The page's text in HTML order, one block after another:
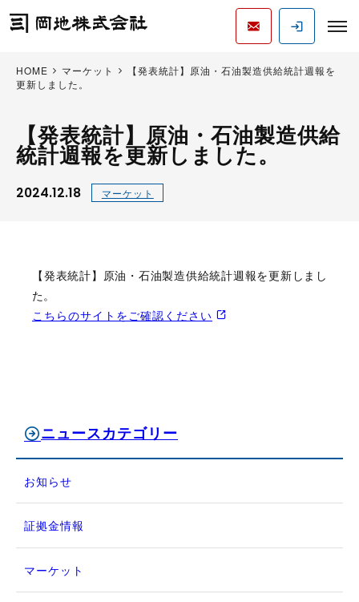
HOME マーケット
【発表統計】原油・石油製造供給統計週報を
更新しました。
【発表統計】原油・石油製造供給
統計週報を更新しました。
2024.12.18 マーケット
【発表統計】原油・石油製造供給統計週報を更新しまし
た。
こちらのサイトをご確認ください
ニュースカテゴリー
お知らせ
証拠金情報
マーケット